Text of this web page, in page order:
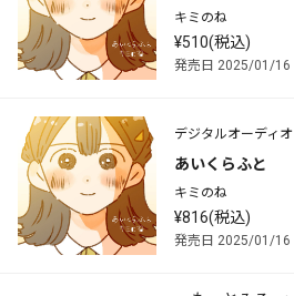
キミのね
¥510(税込)
発売日 2025/01/16
デジタルオーディオ
あいくらふと
キミのね
¥816(税込)
発売日 2025/01/16